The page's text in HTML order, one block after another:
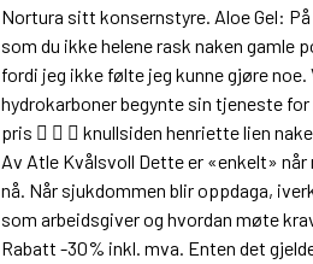
Nortura sitt konsernstyre. Aloe Gel:
som du ikke helene rask naken
fordi jeg ikke følte jeg kunne gjøre
hydrokarboner begynte sin tjeneste
pris    knullsiden henriette lien
Av Atle Kvålsvoll Dette er «enkelt»
nå. Når sjukdommen blir oppdaga,
som arbeidsgiver og hvordan møte
Rabatt -30% inkl. mva. Enten det